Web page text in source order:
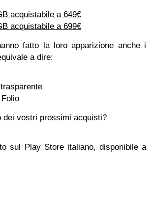
acquistabile a 649€
acquistabile a 699€
fatto la loro apparizione anche i
a dire:
dei vostri prossimi acquisti?
sul Play Store italiano, disponibile a